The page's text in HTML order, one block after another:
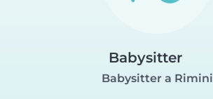
Babysitter
Babysitter a Rimini